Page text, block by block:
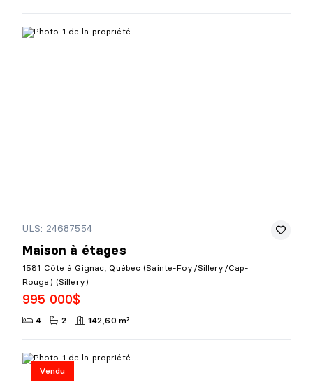
ULS: 24687554
Maison à étages
1581 Côte à Gignac, Québec (Sainte-Foy/Sillery/Cap-
Rouge) (Sillery)
995 000$
4 2 142,60 m²
Vendu